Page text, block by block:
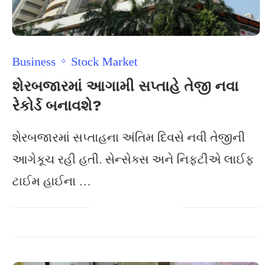
Business Stock Market
શેરબજારમાં આગામી સપ્તાહે તેજી નવા
રેકોર્ડ બનાવશે?
શેરબજારમાં સપ્તાહના અંતિમ દિવસે નવી તેજીની
આગેકૂચ રહી હતી. સેન્સેક્સ અને નિફટીએ લાઈફ
ટાઈમ હાઈના …